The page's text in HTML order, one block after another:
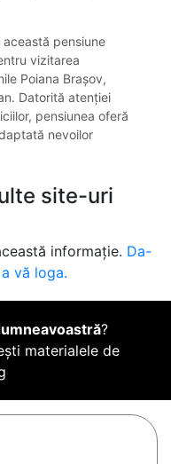
pensiune
vizitarea
Poiana Brașov,
Datorită atenției
pensiunea oferă
nevoilor
site-uri
informație. Da-
vă loga.
?
materialele de